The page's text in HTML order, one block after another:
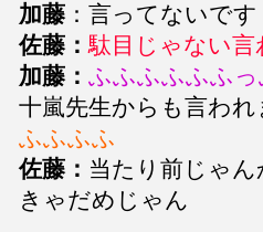
加藤 ：言ってないです
佐藤：駄目じゃない
加藤： ふふふふふふ
十嵐先生からも言わ
ふふふふ
佐藤： 当たり前じゃ
きゃだめじゃん